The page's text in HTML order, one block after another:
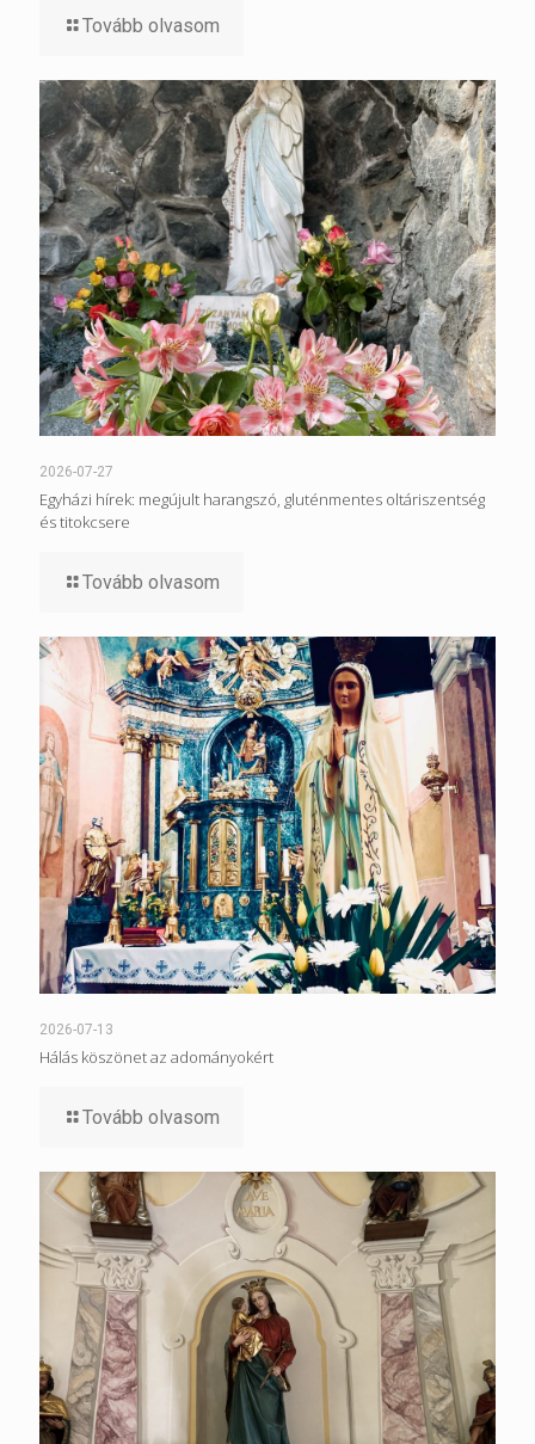
Tovább olvasom
2026-07-27
Egyházi hírek: megújult harangszó, gluténmentes oltáriszentség
és titokcsere
Tovább olvasom
2026-07-13
Hálás köszönet az adományokért
Tovább olvasom